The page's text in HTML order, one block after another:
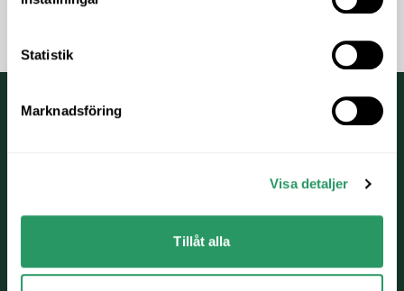
Statistik
Marknadsföring
Visa detaljer
Tillåt alla
Hur fungerar
Meligo består av två digitala moduler: